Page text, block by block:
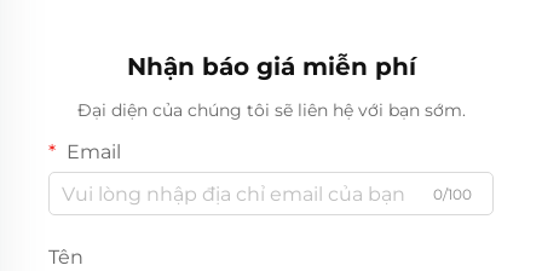
Nhận báo giá miễn phí
Đại diện của chúng tôi sẽ liên hệ với bạn sớm.
Email
0/100
Tên